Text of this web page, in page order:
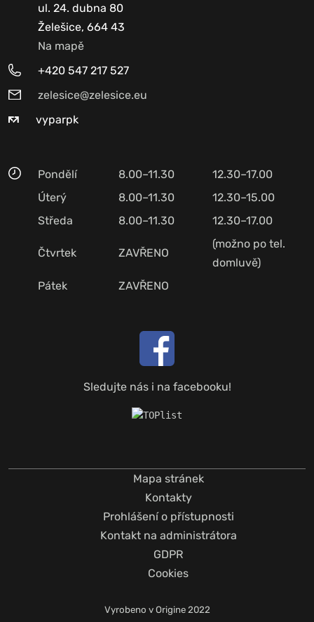
ul. 24. dubna 80
Želešice, 664 43
Na mapě
+420 547 217 527
zelesice@zelesice.eu
vyparpk
Pondělí 8.00–11.30
12.30–17.00
Úterý
8.00–11.30
12.30–15.00
Středa
8.00–11.30 12.30–17.00
Čtvrtek ZAVŘENO
(možno po tel.
domluvě)
Pátek
ZAVŘENO
Sledujte nás i na facebooku!
Mapa stránek
Kontakty
Prohlášení o přístupnosti
Kontakt na administrátora
GDPR
Cookies
Vyrobeno v Origine2022